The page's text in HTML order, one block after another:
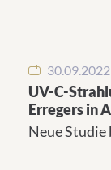
30.09.2022
UV-C-
Erregers in
Neue